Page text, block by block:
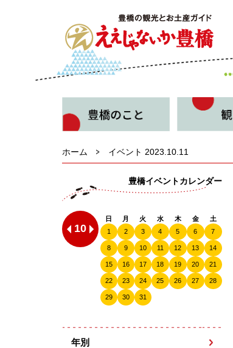
ホーム イベント 2023.10.11
豊橋イベントカレンダー
10
日 月 火 水 木 金
土
1
2 3 4 5 6 7
8 9 10 11 12 13 14
15 16 17 18 19 20 21
22 23 24 25 26 27 28
29 30 31
年別